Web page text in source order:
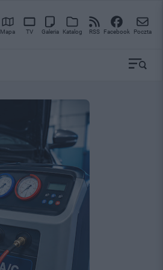
Mapa TV Galeria Katalog RSS Facebook Poczta